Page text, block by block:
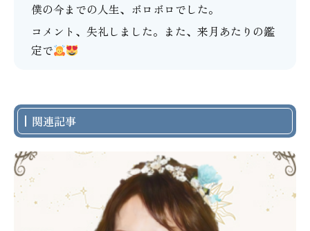
僕の今までの人生、ボロボロでした。
コメント、失礼しました。また、来月あたりの鑑
定で
関連記事